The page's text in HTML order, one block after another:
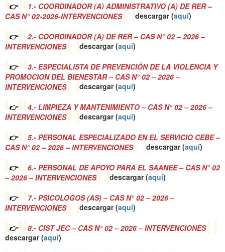
👉
1.- COORDINADOR (A) ADMINISTRATIVO (A) DE RER –
CAS N° 02-2026-INTERVENCIONES
descargar (aquí)
👉
2.- COORDINADOR (A) DE RER – CAS N° 02 – 2026 –
INTERVENCIONES
descargar (aquí)
👉
3.- ESPECIALISTA DE PREVENCIÓN DE LA VIOLENCIA Y
PROMOCION DEL BIENESTAR – CAS N° 02 – 2026 –
INTERVENCIONES
descargar (aquí)
👉
4.- LIMPIEZA Y MANTENIMIENTO – CAS N° 02 – 2026 –
INTERVENCIONES
descargar (aquí)
👉
5.- PERSONAL ESPECIALIZADO EN EL SERVICIO CEBE –
CAS N° 02 – 2026 – INTERVENCIONES
descargar (aquí)
👉
6.- PERSONAL DE APOYO PARA EL SAANEE – CAS N° 02
– 2026 – INTERVENCIONES
descargar (aquí)
👉
7.- PSICOLOGOS (AS) – CAS N° 02 – 2026 –
INTERVENCIONES
descargar (aquí)
👉
8.- CIST JEC – CAS N° 02 – 2026 – INTERVENCIONES
descargar (aquí)